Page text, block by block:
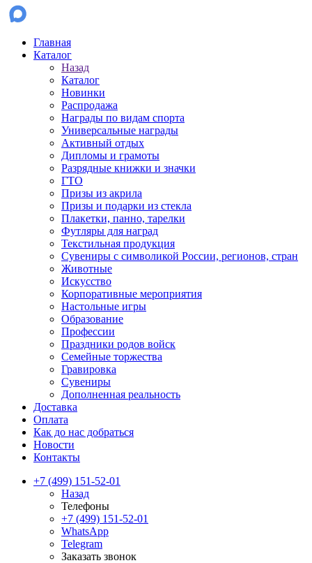
Главная
Каталог
Назад
Каталог
Новинки
Распродажа
Награды по видам спорта
Универсальные награды
Активный отдых
Дипломы и грамоты
Разрядные книжки и значки
ГТО
Призы из акрила
Призы и подарки из стекла
Плакетки, панно, тарелки
Футляры для наград
Текстильная продукция
Сувениры с символикой России, регионов, стран
Животные
Искусство
Корпоративные мероприятия
Настольные игры
Образование
Профессии
Праздники родов войск
Семейные торжества
Гравировка
Сувениры
Дополненная реальность
Доставка
Оплата
Как до нас добраться
Новости
Контакты
+7 (499) 151-52-01
Назад
Телефоны
+7 (499) 151-52-01
WhatsApp
Telegram
Заказать звонок